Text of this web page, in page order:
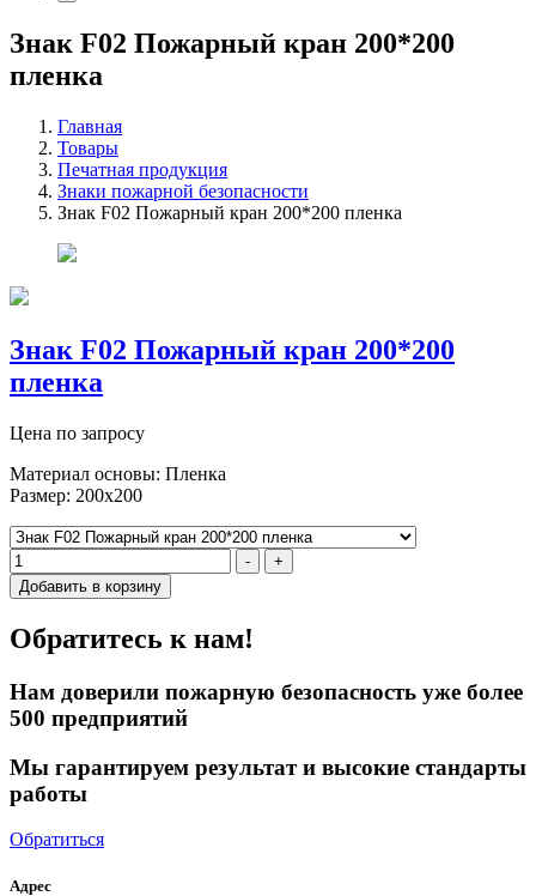
Знак F02 Пожарный кран 200*200
пленка
Главная
Товары
Печатная продукция
Знаки пожарной безопасности
Знак F02 Пожарный кран 200*200 пленка
Знак F02 Пожарный кран 200*200
пленка
Цена по запросу
Материал основы: Пленка
Размер: 200х200
-
+
Добавить в корзину
Обратитесь к нам!
Нам доверили пожарную безопасность уже более
500 предприятий
Мы гарантируем результат и высокие стандарты
работы
Обратиться
Адрес